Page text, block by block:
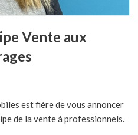
Vente aux
est fière de vous annoncer
de la vente à professionnels.